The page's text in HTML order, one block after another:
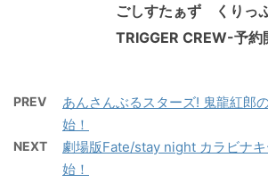
ごしすたぁず くりっ
TRIGGER CREW-予約
PREV
あんさんぶるスターズ! 鬼龍紅郎
始！
NEXT
劇場版Fate/stay night カラビナ
始！